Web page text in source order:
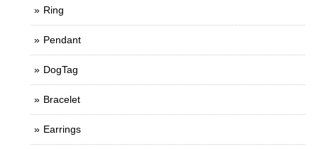
Ring
Pendant
DogTag
Bracelet
Earrings